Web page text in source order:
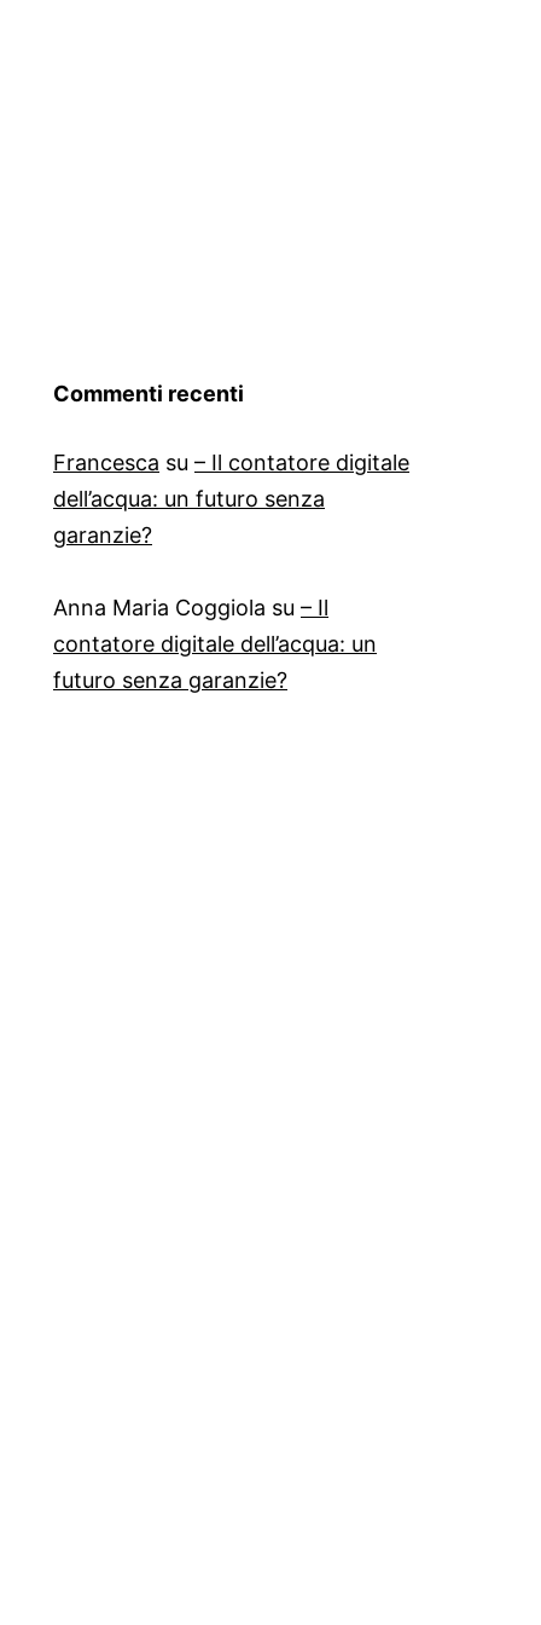
Commenti recenti
Francesca su – Il contatore digitale
dell’acqua: un futuro senza
garanzie?
Anna Maria Coggiola su – Il
contatore digitale dell’acqua: un
futuro senza garanzie?